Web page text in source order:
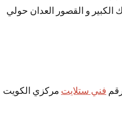
مبارك الكبير و القصور العدان حولي
فني ستلايت مركزي الكويت